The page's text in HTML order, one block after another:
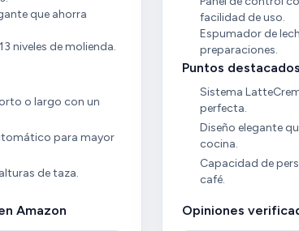
que ahorra
niveles de molienda.
o largo con un
para mayor
de taza.
Amazon
facilidad de uso.
Espumador de
preparaciones.
Puntos destacados
Sistema
perfecta.
Diseño elegante
cocina.
Capacidad de
café.
Opiniones